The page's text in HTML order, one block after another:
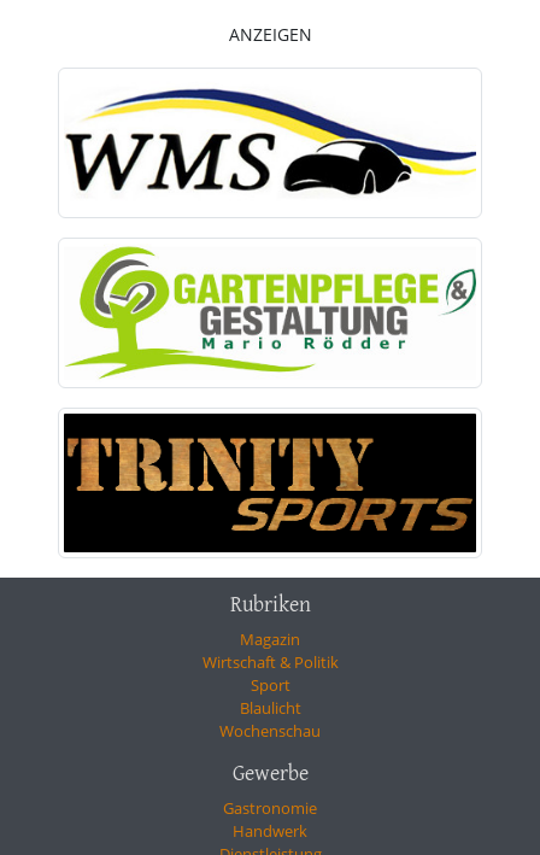
ANZEIGEN
Rubriken
Magazin
Wirtschaft & Politik
Sport
Blaulicht
Wochenschau
Gewerbe
Gastronomie
Handwerk